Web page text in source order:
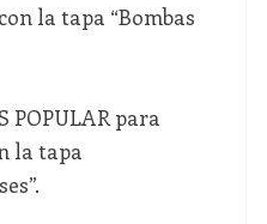
la tapa “Bombas
POPULAR para
la tapa